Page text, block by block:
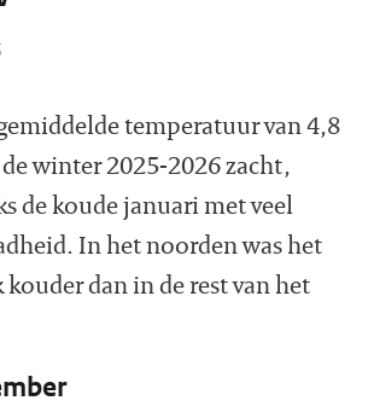
temperatuur van 4,8
de winter 2025-2026 zacht,
de koude januari met veel
In het noorden was het
dan in de rest van het